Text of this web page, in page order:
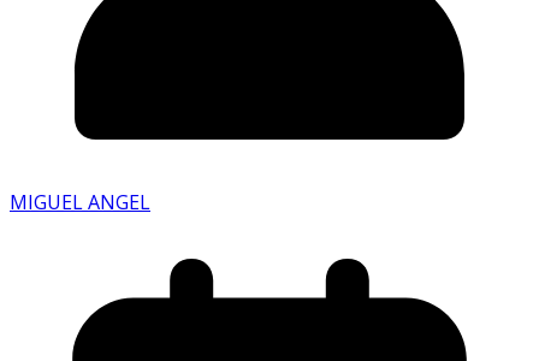
MIGUEL ANGEL